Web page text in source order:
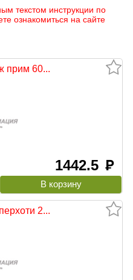
текстом инструкции по
ознакомиться на сайте
прим 60...
1442.5 руб
2...